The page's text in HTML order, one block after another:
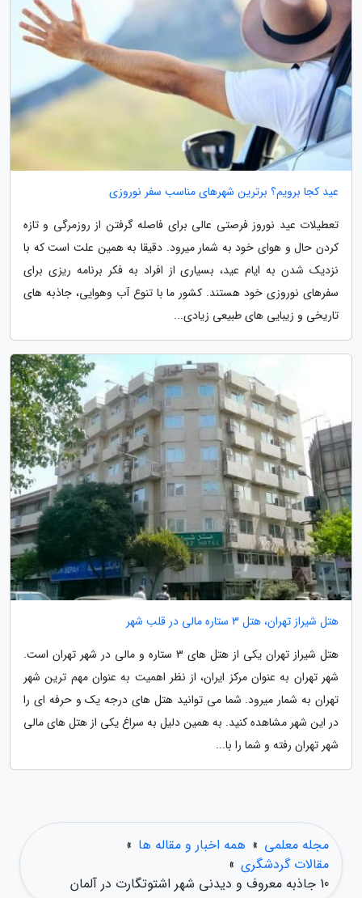
عید کجا برویم؟ برترین شهرهای مناسب سفر نوروزی
تعطیلات عید نوروز فرصتی عالی برای فاصله گرفتن از روزمرگی و تازه
کردن حال و هوای خود به شمار میرود. دقیقا به همین علت است که با
نزدیک شدن به ایام عید، بسیاری از افراد به فکر برنامه ریزی برای
سفرهای نوروزی خود هستند. کشور ما با تنوع آب وهوایی، جاذبه های
تاریخی و زیبایی های طبیعی زیادی...
هتل شیراز تهران، هتل 3 ستاره مالی در قلب شهر
هتل شیراز تهران یکی از هتل های 3 ستاره و مالی در شهر تهران است.
شهر تهران به عنوان مرکز ایران، از نظر اهمیت به عنوان مهم ترین شهر
تهران به شمار میرود. شما می توانید هتل های درجه یک و حرفه ای را
در این شهر مشاهده کنید. به همین دلیل به سراغ یکی از هتل های مالی
شهر تهران رفته و شما را با...
مجله معلمی » همه اخبار و مقاله ها »
مقالات گردشگری »
10 جاذبه معروف و دیدنی شهر اشتوتگارت در آلمان